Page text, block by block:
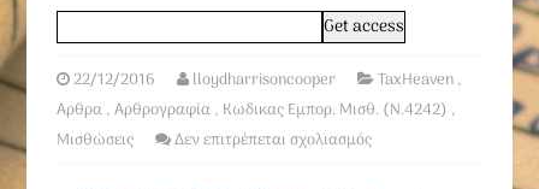
22/12/2016 lloydharrisoncooper TaxHeaven,
Αρθρα,Αρθρογραφία, Κωδικας Εμπορ. Μισθ. (Ν.4242) ,
Μισθώσεις
Δεν επιτρέπεται σχολιασμός